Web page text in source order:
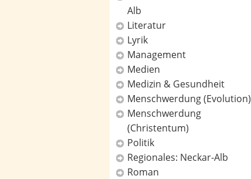
Alb
Literatur
Lyrik
Management
Medien
Medizin & Gesundheit
Menschwerdung (Evolution)
Menschwerdung
(Christentum)
Politik
Regionales: Neckar-Alb
Roman